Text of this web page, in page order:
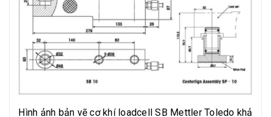
Hình ảnh bản vẽ cơ khí loadcell SB Mettler Toledo khả